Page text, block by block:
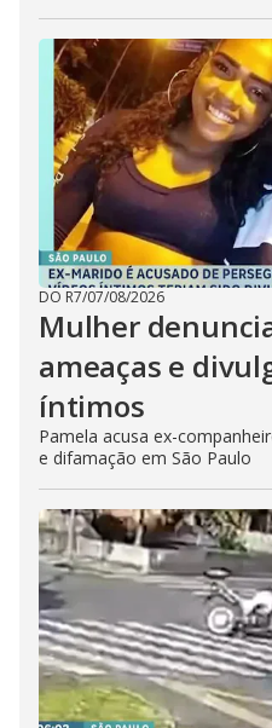
DO R7/07/08/2026
Mulher
ameaças e
íntimos
Pamela acusa ex-
e difamação em São Paulo